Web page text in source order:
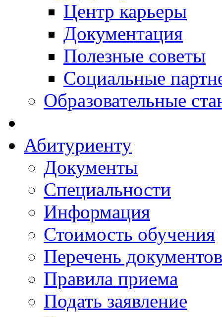
Центр карьеры
Документация
Полезные советы
Социальные
Образовательные
Абитуриенту
Документы
Специальности
Информация
Стоимость обучения
Перечень документов
Правила приема
Подать заявление